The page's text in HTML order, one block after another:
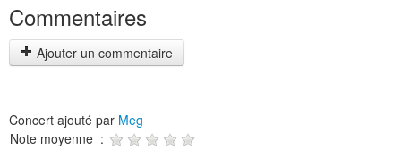
Commentaires
Ajouter un commentaire
Concert ajouté par Meg
Note moyenne :